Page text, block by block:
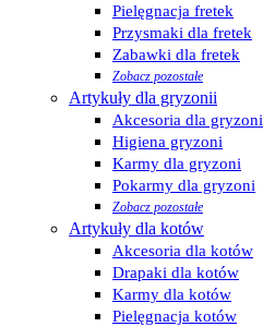
Pielęgnacja fretek
Przysmaki dla fretek
Zabawki dla fretek
Zobacz pozostałe
Artykuły dla gryzonii
Akcesoria dla gryzoni
Higiena gryzoni
Karmy dla gryzoni
Pokarmy dla gryzoni
Zobacz pozostałe
Artykuły dla kotów
Akcesoria dla kotów
Drapaki dla kotów
Karmy dla kotów
Pielęgnacja kotów